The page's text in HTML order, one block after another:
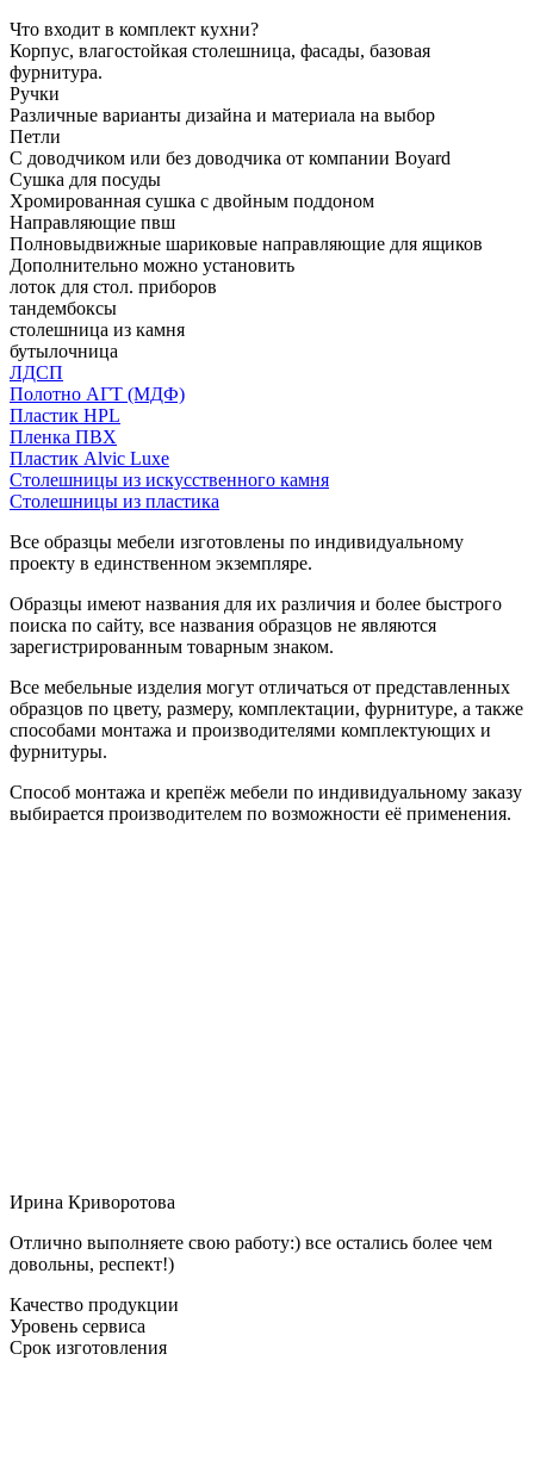
Что входит в комплект кухни?
Корпус, влагостойкая столешница, фасады, базовая
фурнитура.
Ручки
Различные варианты дизайна и материала на выбор
Петли
С доводчиком или без доводчика от компании Boyard
Сушка для посуды
Хромированная сушка с двойным поддоном
Направляющие пвш
Полновыдвижные шариковые направляющие для ящиков
Дополнительно можно установить
лоток для стол. приборов
тандембоксы
столешница из камня
бутылочница
ЛДСП
Полотно АГТ (МДФ)
Пластик HPL
Пленка ПВХ
Пластик Alvic Luxe
Столешницы из искусственного камня
Столешницы из пластика
Все образцы мебели изготовлены по индивидуальному
проекту в единственном экземпляре.
Образцы имеют названия для их различия и более быстрого
поиска по сайту, все названия образцов не являются
зарегистрированным товарным знаком.
Все мебельные изделия могут отличаться от представленных
образцов по цвету, размеру, комплектации, фурнитуре, а также
способами монтажа и производителями комплектующих и
фурнитуры.
Способ монтажа и крепёж мебели по индивидуальному заказу
выбирается производителем по возможности её применения.
Ирина Криворотова
Отлично выполняете свою работу:) все остались более чем
довольны, респект!)
Качество продукции
Уровень сервиса
Срок изготовления